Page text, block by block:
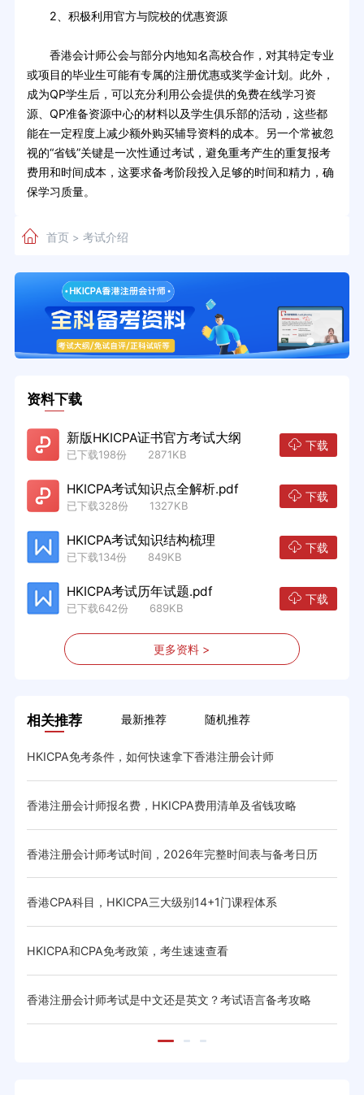
2、积极利用官方与院校的优惠资源
香港会计师公会与部分内地知名高校合作，对其特定专业
或项目的毕业生可能有专属的注册优惠或奖学金计划。此外，
成为QP学生后，可以充分利用公会提供的免费在线学习资
源、QP准备资源中心的材料以及学生俱乐部的活动，这些都
能在一定程度上减少额外购买辅导资料的成本。另一个常被忽
视的“省钱”关键是一次性通过考试，避免重考产生的重复报考
费用和时间成本，这要求备考阶段投入足够的时间和精力，确
保学习质量。
首页> 考试介绍
资料下载
新版HKICPA证书官方考试大纲
已下载198份 2871KB
下载
HKICPA考试知识点全解析.pdf
已下载328份 1327KB
下载
HKICPA考试知识结构梳理
已下载134份 849KB
下载
HKICPA考试历年试题.pdf
已下载642份 689KB
下载
更多资料 >
相关推荐 最新推荐 随机推荐
HKICPA免考条件，如何快速拿下香港注册会计师
香港注册会计师报名费，HKICPA费用清单及省钱攻略
香港注册会计师考试时间，2026年完整时间表与备考日历
香港CPA科目，HKICPA三大级别14+1门课程体系
HKICPA和CPA免考政策，考生速速查看
香港注册会计师考试是中文还是英文？考试语言备考攻略